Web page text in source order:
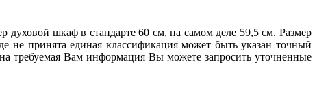
духовой шкаф в стандарте 60 см, на самом деле 59,5 см. Размер
не принята единая классификация может быть указан точный
требуемая Вам информация Вы можете запросить уточненные